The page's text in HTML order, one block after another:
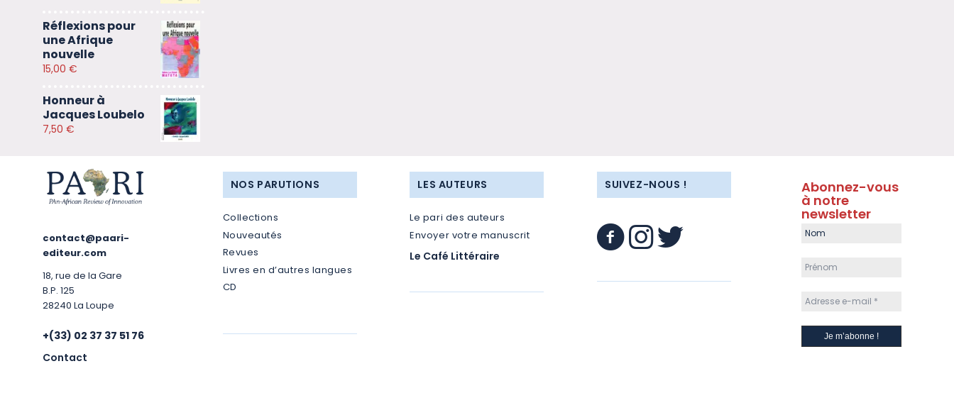
Réflexions pour
une Afrique
nouvelle
15,00 €
Honneur à
Jacques Loubelo
7,50 €
contact@paari-
editeur.com
18, rue de la Gare
B.P. 125
28240 La Loupe
+(33) 02 37 37 51 76
Contact
NOS PARUTIONS
Collections
Nouveautés
Revues
Livres en d’autres langues
CD
LES AUTEURS
Le pari des auteurs
Envoyer votre manuscrit
Le Café Littéraire
SUIVEZ-NOUS ! Abonnez-vous
à notre
newsletter